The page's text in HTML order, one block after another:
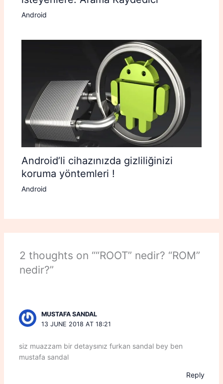
Android
Android’li cihazınızda gizliliğinizi
koruma yöntemleri !
Android
2 thoughts on ““ROOT” nedir? “ROM”
nedir?”
MUSTAFA SANDAL
13 JUNE 2018 AT 18:21
siz muazzam bir detaysınız furkan sandal bey ben
mustafa sandal
Reply